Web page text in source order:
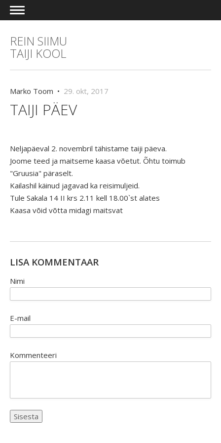
REIN SIIMU
TAIJI KOOL
Marko Toom • 29. okt, 2017
TAIJI PÄEV
Neljapäeval 2. novembril tähistame taiji päeva.
Joome teed ja maitseme kaasa võetut. Õhtu toimub
"Gruusia" päraselt.
Kailashil käinud jagavad ka reisimuljeid.
Tule Sakala 14 II krs 2.11 kell 18.00`st alates
Kaasa võid võtta midagi maitsvat
LISA KOMMENTAAR
Nimi
E-mail
Kommenteeri